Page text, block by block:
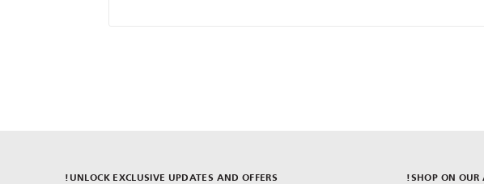
SHOP ON OUR
UNLOCK EXCLUSIVE UPDATES AND OFFERS!